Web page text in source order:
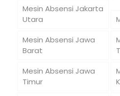
Mesin Absensi Jakarta
Utara
Mesin Absensi Jawa
Barat
Mesin Absensi Jawa
Timur